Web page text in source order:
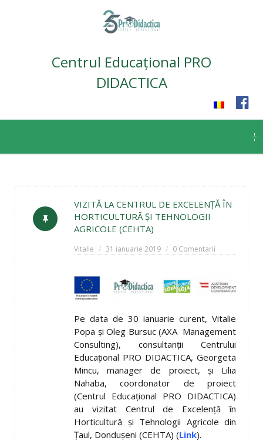
Centrul Educațional PRO
DIDACTICA
content
VIZITĂ LA CENTRUL DE EXCELENŢĂ ÎN
HORTICULTURĂ ŞI TEHNOLOGII
AGRICOLE (CEHTA)
Vitalie 31 ianuarie 2019 0 Comentarii
Pe data de 30 ianuarie curent, Vitalie
Popa și Oleg Bursuc (AXA Management
Consulting), consultanții Centrului
Educațional PRO DIDACTICA, Georgeta
Mincu, manager de proiect, și Lilia
Nahaba, coordonator de proiect
(Centrul Educațional PRO DIDACTICA)
au vizitat Centrul de Excelenţă în
Horticultură şi Tehnologii Agricole din
Țaul, Dondușeni (CEHTA) (Link).